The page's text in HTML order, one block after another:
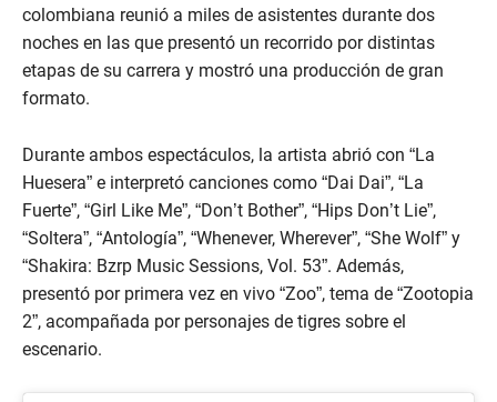
colombiana reunió a miles de asistentes durante dos
noches en las que presentó un recorrido por distintas
etapas de su carrera y mostró una producción de gran
formato.
Durante ambos espectáculos, la artista abrió con “La
Huesera” e interpretó canciones como “Dai Dai”, “La
Fuerte”, “Girl Like Me”, “Don’t Bother”, “Hips Don’t Lie”,
“Soltera”, “Antología”, “Whenever, Wherever”, “She Wolf” y
“Shakira: Bzrp Music Sessions, Vol. 53”. Además,
presentó por primera vez en vivo “Zoo”, tema de “Zootopia
2”, acompañada por personajes de tigres sobre el
escenario.